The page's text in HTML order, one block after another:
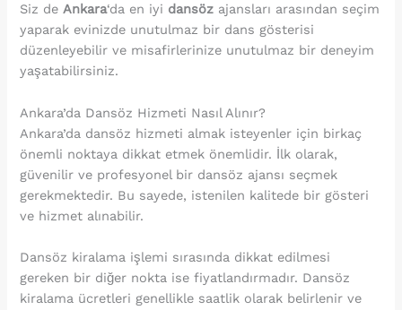
Siz deAnkara‘da en iyi dansöz ajansları arasından seçim
yaparak evinizde unutulmaz bir dans gösterisi
düzenleyebilir ve misafirlerinize unutulmaz bir deneyim
yaşatabilirsiniz.
Ankara’da Dansöz Hizmeti Nasıl Alınır?
Ankara’da dansöz hizmeti almak isteyenler için birkaç
önemli noktaya dikkat etmek önemlidir. İlk olarak,
güvenilir ve profesyonel bir dansöz ajansı seçmek
gerekmektedir. Bu sayede, istenilen kalitede bir gösteri
ve hizmet alınabilir.
Dansöz kiralama işlemi sırasında dikkat edilmesi
gereken bir diğer nokta ise fiyatlandırmadır. Dansöz
kiralama ücretleri genellikle saatlik olarak belirlenir ve